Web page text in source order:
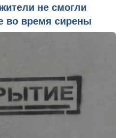
не смогли
во время сирены